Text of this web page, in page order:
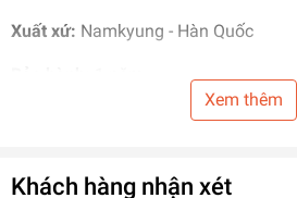
Xuất xứ: Namkyung - Hàn Quốc
Chuyên dùngtưới nhỏ giọt
Xem thêm
Khách hàng nhận xét